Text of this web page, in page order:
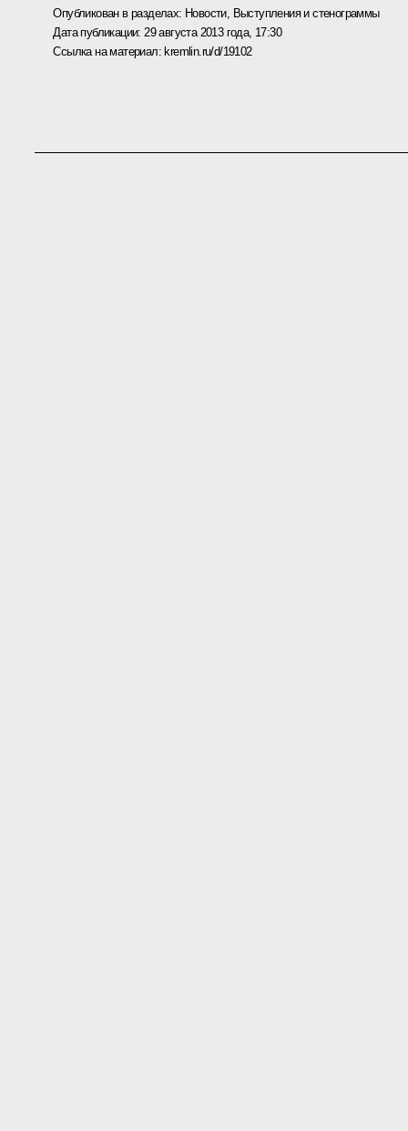
Опубликован в разделах: Новости, Выступления и стенограммы
Дата публикации: 29 августа 2013 года, 17:30
Ссылка на материал: kremlin.ru/d/19102